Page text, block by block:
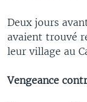
Deux jours
avaient trouvé
leur village au
Vengeance